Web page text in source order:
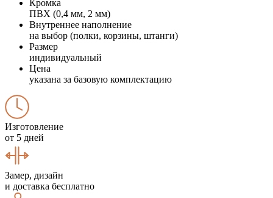
Кромка
ПВХ (0,4 мм, 2 мм)
Внутреннее наполнение
на выбор (полки, корзины, штанги)
Размер
индивидуальный
Цена
указана за базовую комплектацию
Изготовление
от 5 дней
Замер, дизайн
и доставка бесплатно